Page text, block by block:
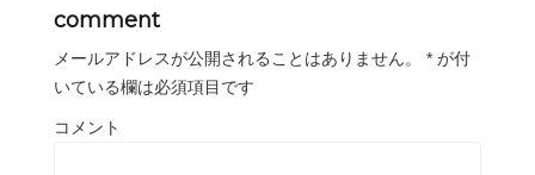
comment
メールアドレスが公開されることはありません。 * が付
いている欄は必須項目です
コメント